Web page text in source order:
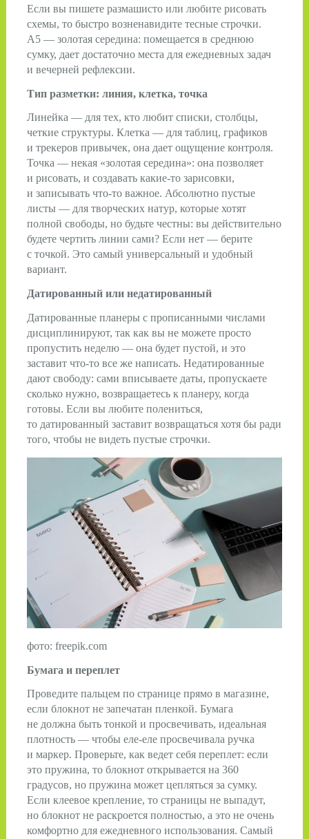
Если вы пишете размашисто или любите рисовать
схемы, то быстро возненавидите тесные строчки.
А5 — золотая середина: помещается в среднюю
сумку, дает достаточно места для ежедневных задач
и вечерней рефлексии.
Тип разметки: линия, клетка, точка
Линейка — для тех, кто любит списки, столбцы,
четкие структуры. Клетка — для таблиц, графиков
и трекеров привычек, она дает ощущение контроля.
Точка — некая «золотая середина»: она позволяет
и рисовать, и создавать какие-то зарисовки,
и записывать что-то важное. Абсолютно пустые
листы — для творческих натур, которые хотят
полной свободы, но будьте честны: вы действительно
будете чертить линии сами? Если нет — берите
с точкой. Это самый универсальный и удобный
вариант.
Датированный или недатированный
Датированные планеры с прописанными числами
дисциплинируют, так как вы не можете просто
пропустить неделю — она будет пустой, и это
заставит что-то все же написать. Недатированные
дают свободу: сами вписываете даты, пропускаете
сколько нужно, возвращаетесь к планеру, когда
готовы. Если вы любите полениться,
то датированный заставит возвращаться хотя бы ради
того, чтобы не видеть пустые строчки.
фото: freepik.com
Бумага и переплет
Проведите пальцем по странице прямо в магазине,
если блокнот не запечатан пленкой. Бумага
не должна быть тонкой и просвечивать, идеальная
плотность — чтобы еле-еле просвечивала ручка
и маркер. Проверьте, как ведет себя переплет: если
это пружина, то блокнот открывается на 360
градусов, но пружина может цепляться за сумку.
Если клеевое крепление, то страницы не выпадут,
но блокнот не раскроется полностью, а это не очень
комфортно для ежедневного использования. Самый